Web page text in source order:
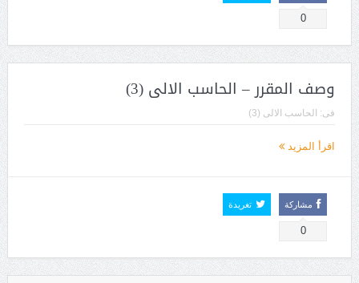
0
وصف المقرر – الحاسب الالى (3)
فى: الحاسب الالى (3)
اقرأ المزيد
مشاركة
0
تغريدة